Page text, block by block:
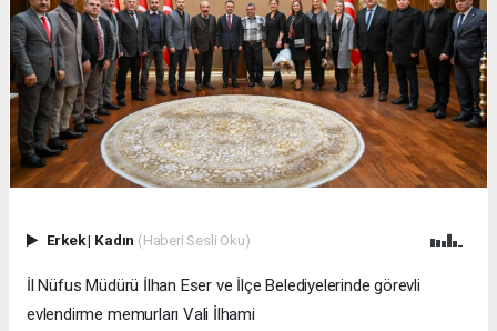
Erkek| Kadın (Haberi Sesli Oku)
İl Nüfus Müdürü İlhan Eser ve İlçe Belediyelerinde görevli
evlendirme memurları Vali İlhami